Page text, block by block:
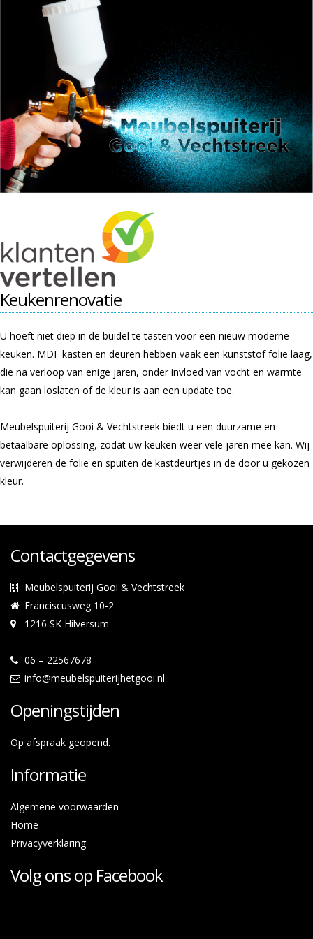
Keukenrenovatie
U hoeft niet diep in de buidel te tasten voor een nieuw moderne
keuken. MDF kasten en deuren hebben vaak een kunststof folie laag,
die na verloop van enige jaren, onder invloed van vocht en warmte
kan gaan loslaten of de kleur is aan een update toe.
Meubelspuiterij Gooi & Vechtstreek biedt u een duurzame en
betaalbare oplossing, zodat uw keuken weer vele jaren mee kan. Wij
verwijderen de folie en spuiten de kastdeurtjes in de door u gekozen
kleur.
Contactgegevens
Meubelspuiterij Gooi & Vechtstreek
Franciscusweg 10-2
1216 SK Hilversum
06 – 22567678
info@meubelspuiterijhetgooi.nl
Openingstijden
Op afspraak geopend.
Informatie
Algemene voorwaarden
Home
Privacyverklaring
Volg ons op Facebook